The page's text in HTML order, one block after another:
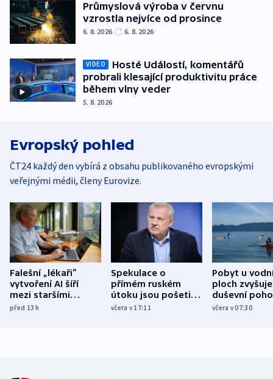
Průmyslová výroba v červnu
vzrostla nejvíce od prosince
6. 8. 2026 6. 8. 2026
VIDEO
Hosté Událostí, komentářů
probrali klesající produktivitu práce
během vlny veder
5. 8. 2026
Evropský pohled
ČT24 každý den vybírá z obsahu publikovaného evropskými
veřejnými médii, členy Eurovize.
Falešní „lékaři“
vytvoření AI šíří
mezi staršími
Poláky nebezpečné
před 13h
Spekulace o
přímém ruském
útoku jsou pošetilé,
míní estonský
včera v 17:11
Pobyt u
ploch zvyšuje
duševní
ukázala
včera v 07:30